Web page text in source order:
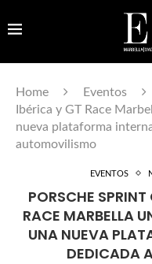
Home Eventos
Ibérica y GT Race
nueva plataforma
automovilismo
EVENTOS
PORSCHE
RACE MARBELLA
UNA NUEVA
DEDICADA